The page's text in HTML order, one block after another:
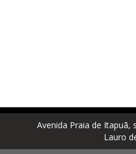
Avenida Praia de Itapuã,
Lauro